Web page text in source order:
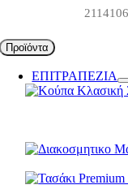
περιεχόμενο
Προϊόντα
ΕΠΙΤΡΑΠΕΖΙΑ